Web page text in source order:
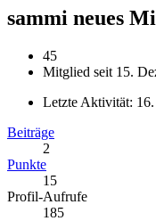
sammi neues
45
Mitglied seit 15.
Letzte Aktivität:
Beiträge
2
Punkte
15
Profil-Aufrufe
185